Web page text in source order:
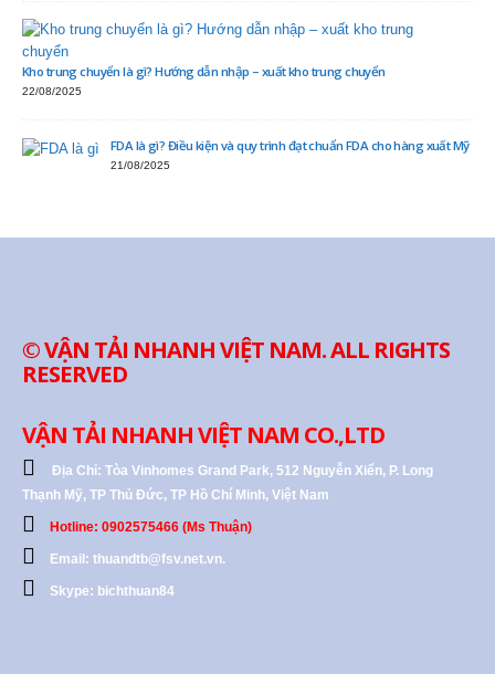
Kho trung chuyển là gì? Hướng dẫn nhập – xuất kho trung chuyển
22/08/2025
FDA là gì? Điều kiện và quy trình đạt chuẩn FDA cho hàng xuất Mỹ
21/08/2025
© VẬN TẢI NHANH VIỆT NAM. ALL RIGHTS
RESERVED
VẬN TẢI NHANH VIỆT NAM CO.,LTD
Địa Chỉ: Tòa Vinhomes Grand Park, 512 Nguyễn Xiển, P. Long
Thạnh Mỹ, TP Thủ Đức, TP Hồ Chí Minh, Việt Nam
Hotline: 0902575466 (Ms Thuận)
Email: thuandtb@fsv.net.vn.
Skype: bichthuan84